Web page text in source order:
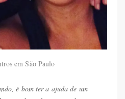
em São Paulo
é bom ter a ajuda de um